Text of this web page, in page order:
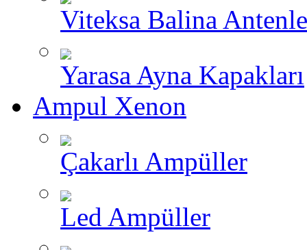
Viteksa Balina
Yarasa Ayna Kapakları
Ampul Xenon
Çakarlı Ampüller
Led Ampüller